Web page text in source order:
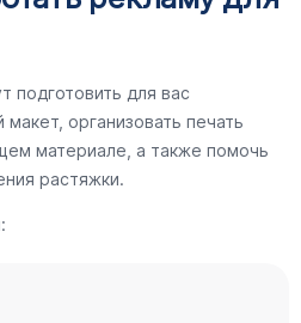
подготовить для вас
организовать печать
материале, а также помочь
растяжки.